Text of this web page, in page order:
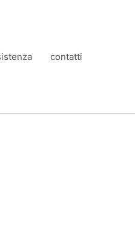
contatti